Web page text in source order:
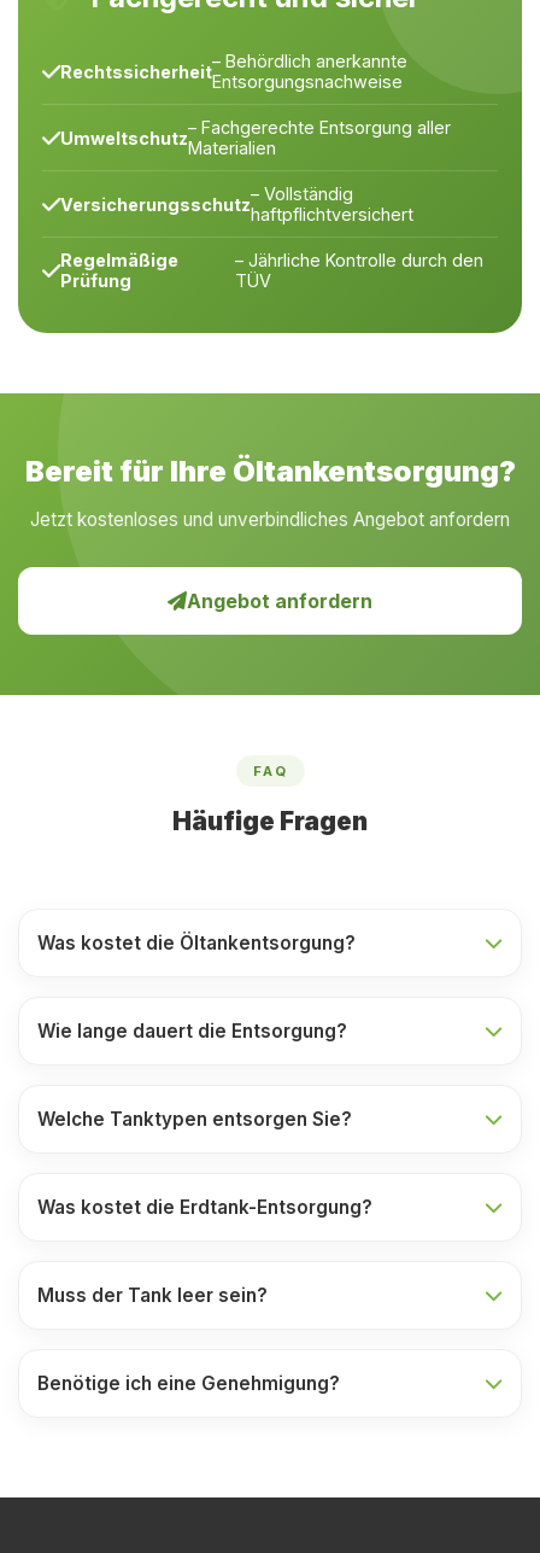
Rechtssicherheit– Behördlich anerkannte
Entsorgungsnachweise
Umweltschutz– Fachgerechte Entsorgung aller
Materialien
Versicherungsschutz– Vollständig
haftpflichtversichert
Regelmäßige
Prüfung
– Jährliche Kontrolle durch den
TÜV
Bereit für Ihre Öltankentsorgung?
Jetzt kostenloses und unverbindliches Angebot anfordern
Angebot anfordern
FAQ
Häufige Fragen
Was kostet die Öltankentsorgung?
Wie lange dauert die Entsorgung?
Welche Tanktypen entsorgen Sie?
Was kostet die Erdtank-Entsorgung?
Muss der Tank leer sein?
Benötige ich eine Genehmigung?